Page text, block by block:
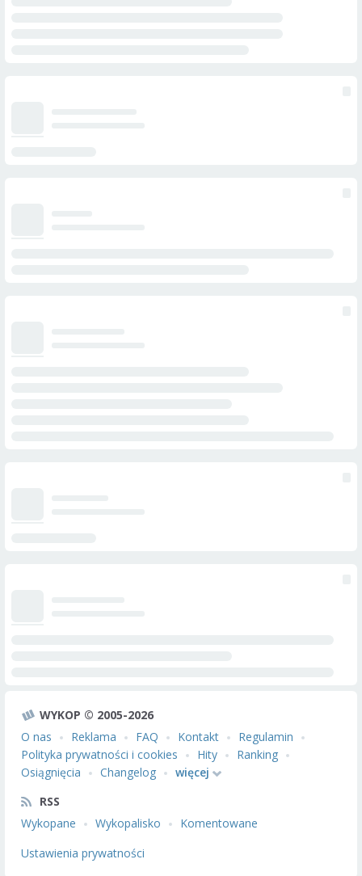
WYKOP © 2005-2026
O nas
Reklama FAQ Kontakt
Regulamin
Polityka prywatności i cookies
Hity
Ranking
Osiągnięcia
Changelog
więcej
RSS
Wykopane
Wykopalisko
Komentowane
Ustawienia prywatności